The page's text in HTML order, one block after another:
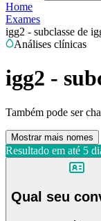
Home
Exames
igg2 - subclasse de
Análises clínicas
igg2 -
Também pode ser
Mostrar mais nomes
Resultado em até 5
Qual seu